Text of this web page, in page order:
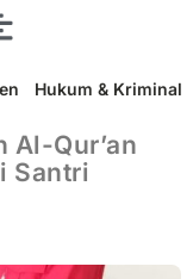
Hukum & Kriminal
Al-Qur’an
Santri